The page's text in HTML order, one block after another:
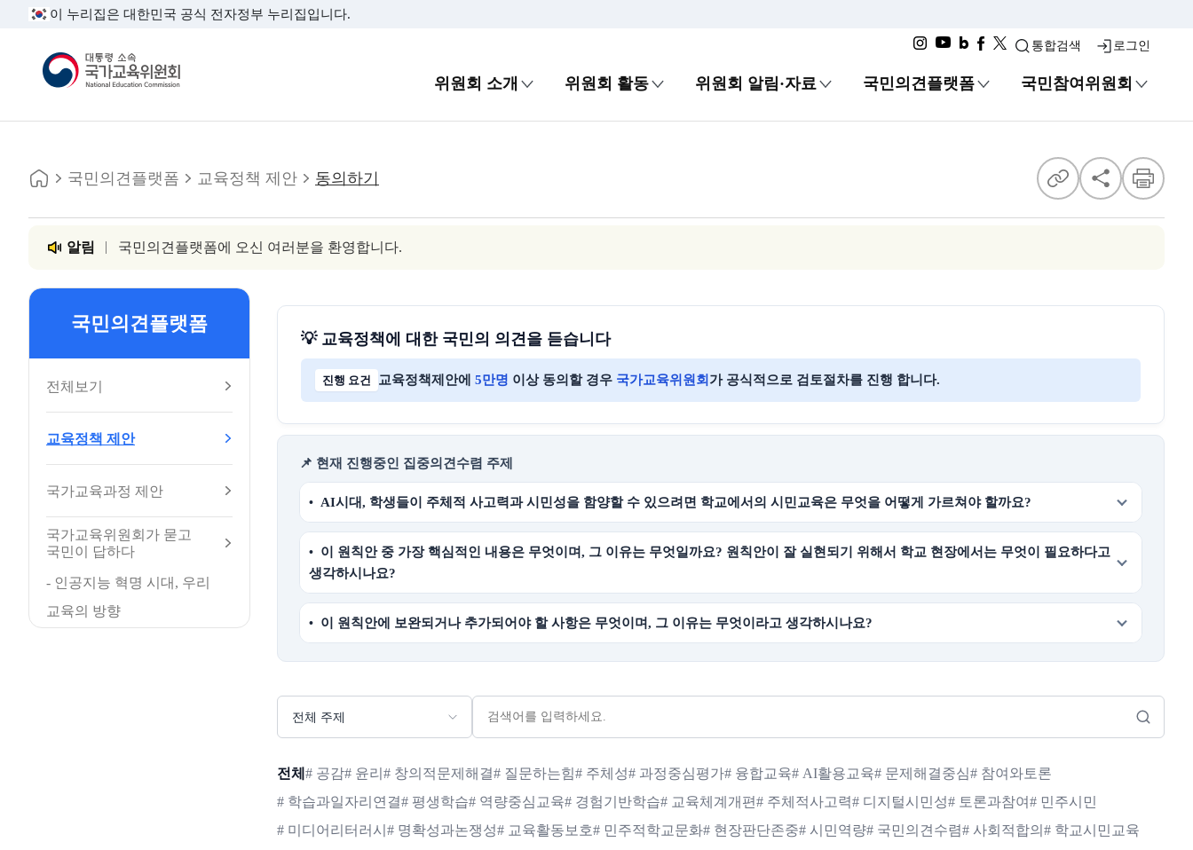
이 누리집은 대한민국 공식 전자정부 누리집입니다.
대통령소속 국가교육위원회
통합검색 로그인
위원회 소개 위원회 활동 위원회 알림·자료 국민의견플랫폼 국민참여위원회
홈
국민의견플랫폼 교육정책 제안 동의하기
주소
공유
인쇄
알림 국민의견플랫폼에 오신 여러분을 환영합니다.
국민의견플랫폼
전체보기
교육정책 제안
국가교육과정 제안
국가교육위원회가 묻고
국민이 답하다
- 인공지능 혁명 시대, 우리
교육의 방향
💡 교육정책에 대한 국민의 의견을 듣습니다
진행 요건 교육정책제안에 5만명 이상 동의할 경우 국가교육위원회 가 공식적으로 검토절차를 진행 합니다.
📌 현재 진행중인 집중의견수렴 주제
AI시대, 학생들이 주체적 사고력과 시민성을 함양할 수 있으려면 학교에서의 시민교육은 무엇을 어떻게 가르쳐야 할까요?
이 원칙안 중 가장 핵심적인 내용은 무엇이며, 그 이유는 무엇일까요? 원칙안이 잘 실현되기 위해서 학교 현장에서는 무엇이 필요하다고
생각하시나요?
이 원칙안에 보완되거나 추가되어야 할 사항은 무엇이며, 그 이유는 무엇이라고 생각하시나요?
전체 # 공감 # 윤리 # 창의적문제해결 # 질문하는힘 # 주체성 # 과정중심평가 # 융합교육 # AI활용교육 # 문제해결중심
# 참여와토론
# 학습과일자리연결
# 평생학습 # 역량중심교육 # 경험기반학습 # 교육체계개편 # 주체적사고력 # 디지털시민성 # 토론과참여
# 민주시민
# 미디어리터러시
# 명확성과논쟁성 # 교육활동보호 # 민주적학교문화 # 현장판단존중 # 시민역량 # 국민의견수렴 # 사회적합의
# 학교시민교육